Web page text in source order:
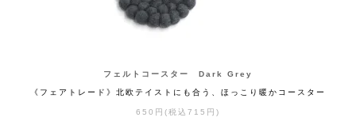
フェルトコースター Dark Grey
《フェアトレード》北欧テイストにも合う、ほっこり暖かコースター
650円(税込715円)